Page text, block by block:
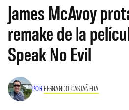
James McAvoy
remake de la
Speak No Evil
POR FERNANDO CASTAÑEDA